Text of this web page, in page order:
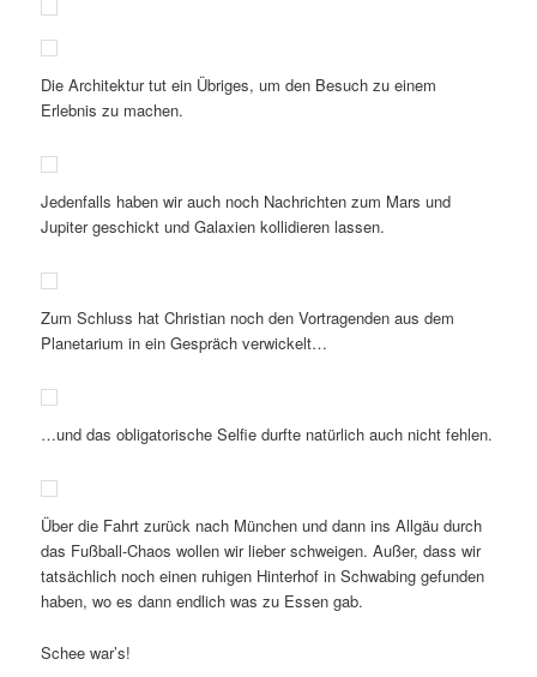
Die Architektur tut ein Übriges, um den Besuch zu einem
Erlebnis zu machen.
Jedenfalls haben wir auch noch Nachrichten zum Mars und
Jupiter geschickt und Galaxien kollidieren lassen.
Zum Schluss hat Christian noch den Vortragenden aus dem
Planetarium in ein Gespräch verwickelt…
…und das obligatorische Selfie durfte natürlich auch nicht fehlen.
Über die Fahrt zurück nach München und dann ins Allgäu durch
das Fußball-Chaos wollen wir lieber schweigen. Außer, dass wir
tatsächlich noch einen ruhigen Hinterhof in Schwabing gefunden
haben, wo es dann endlich was zu Essen gab.
Schee war’s!